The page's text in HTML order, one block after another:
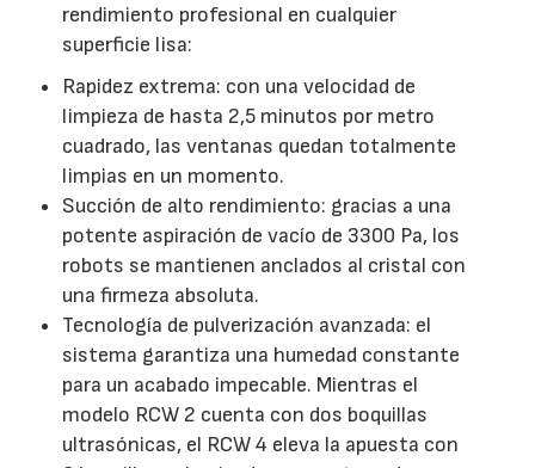
rendimiento profesional en cualquier
superficie lisa:
Rapidez extrema: con una velocidad de
limpieza de hasta 2,5 minutos por metro
cuadrado, las ventanas quedan totalmente
limpias en un momento.
Succión de alto rendimiento: gracias a una
potente aspiración de vacío de 3300 Pa, los
robots se mantienen anclados al cristal con
una firmeza absoluta.
Tecnología de pulverización avanzada: el
sistema garantiza una humedad constante
para un acabado impecable. Mientras el
modelo RCW 2 cuenta con dos boquillas
ultrasónicas, el RCW 4 eleva la apuesta con